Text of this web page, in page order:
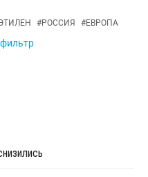
#РОССИЯ #ЕВРОПА